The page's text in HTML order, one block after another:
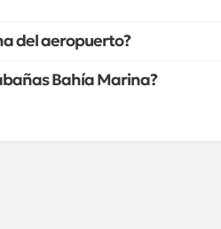
del aeropuerto?
Bahía Marina?